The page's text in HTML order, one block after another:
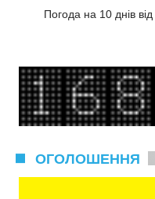
Погода на 10 днів від
ОГОЛОШЕННЯ